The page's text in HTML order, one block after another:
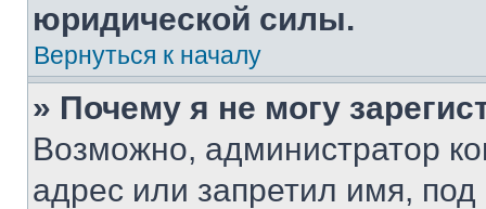
юридической силы.
Вернуться к началу
» Почему я не могу
Возможно, администратор
адрес или запретил имя,